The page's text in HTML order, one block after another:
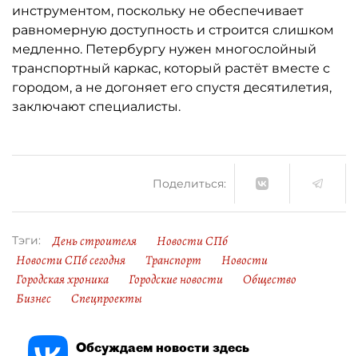
инструментом, поскольку не обеспечивает
равномерную доступность и строится слишком
медленно. Петербургу нужен многослойный
транспортный каркас, который растёт вместе с
городом, а не догоняет его спустя десятилетия,
заключают специалисты.
Поделиться:
Тэги: День строителя
Новости СПб
Новости СПб сегодня
Транспорт
Новости
Городская хроника
Городские новости
Общество
Бизнес
Спецпроекты
Обсуждаем новости здесь